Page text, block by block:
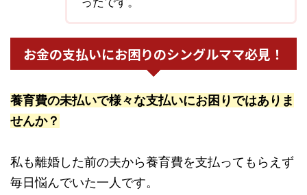
お金の支払いにお困りのシングルママ必見！
養育費の未払いで様々な支払いにお困りではありま
せんか？
私も離婚した前の夫から養育費を支払ってもらえず
毎日悩んでいた一人です。